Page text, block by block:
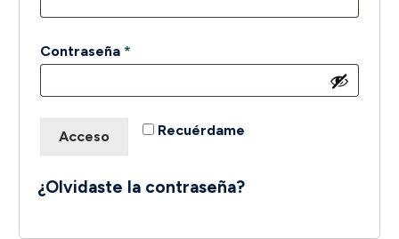
Contraseña *
Recuérdame
Acceso
¿Olvidaste la contraseña?